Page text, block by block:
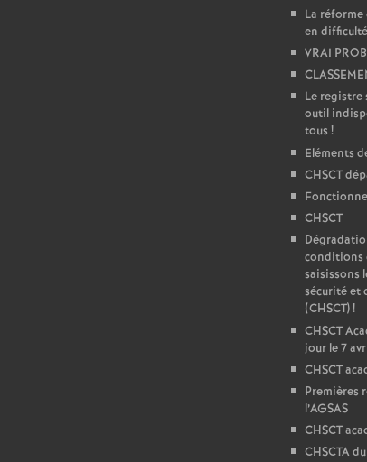
La réforme
en difficulté
VRAI
Le registre
outil
tous !
Eléments
CHSCT
CHSCT
conditions
saisissons
sécurité et
(CHSCT)!
CHSCT
jour le 7
CHSCT
Premières
l’AGSAS
CHSCT
CHSCTA